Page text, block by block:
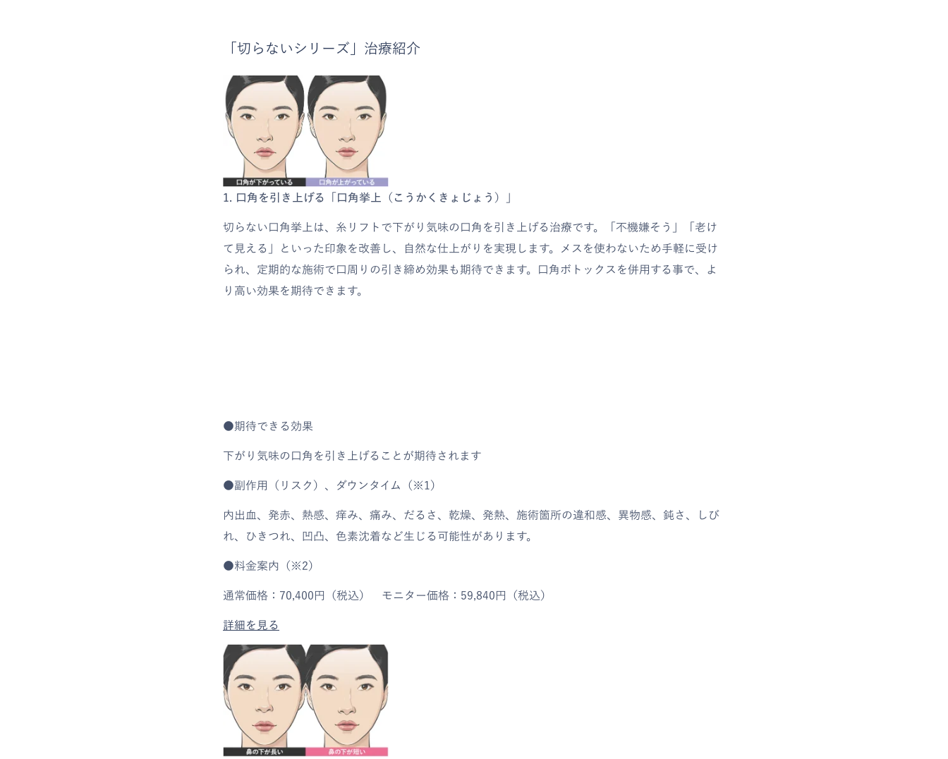
「切らないシリーズ」治療紹介
1. 口角を引き上げる「口角挙上（こうかくきょじょう）」
切らない口角挙上は、糸リフトで下がり気味の口角を引き上げる治療です。「不機嫌そう」「老け
て見える」といった印象を改善し、自然な仕上がりを実現します。メスを使わないため手軽に受け
られ、定期的な施術で口周りの引き締め効果も期待できます。口角ボトックスを併用する事で、よ
り高い効果を期待できます。
●期待できる効果
下がり気味の口角を引き上げることが期待されます
●副作用（リスク）、ダウンタイム（※1）
内出血、発赤、熱感、痒み、痛み、だるさ、乾燥、発熱、施術箇所の違和感、異物感、鈍さ、しび
れ、ひきつれ、凹凸、色素沈着など生じる可能性があります。
●料金案内（※2）
通常価格：70,400円（税込） モニター価格：59,840円（税込）
詳細を見る